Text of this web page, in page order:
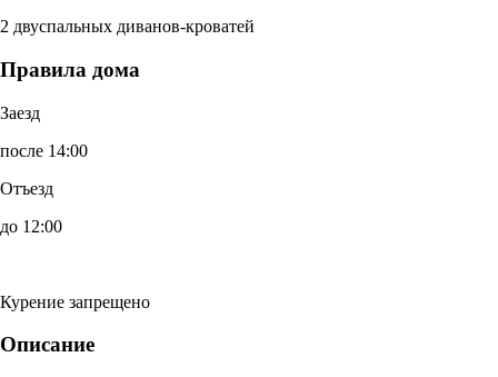
2 двуспальных диванов-кроватей
Правила дома
Заезд
после 14:00
Отъезд
до 12:00
Курение запрещено
Описание